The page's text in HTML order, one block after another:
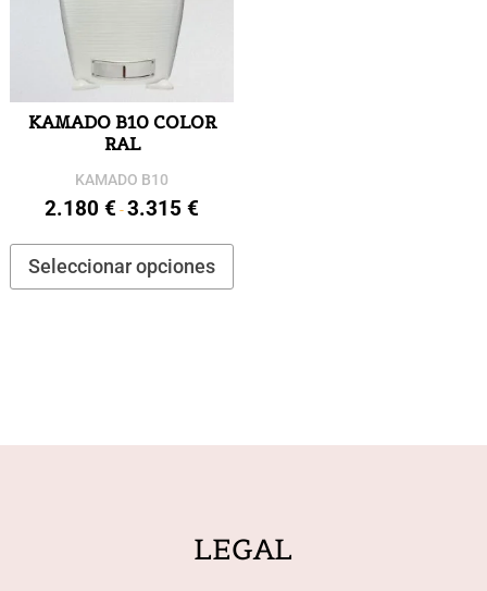
KAMADO B10 COLOR
RAL
KAMADO B10
2.180€ -3.315€
precios:
desde
Seleccionar opciones
tiene
la
LEGAL